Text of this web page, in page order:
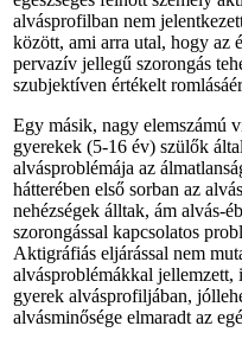
alvásprofilban nem
között, ami arra utal, hogy az
pervazív jellegű szorongás
szubjektíven értékelt
Egy másik, nagy elemszámú
gyerekek (5-16 év) szülők
alvásproblémája az
hátterében első­ sorban az
nehézségek álltak, ám alvás-
szorongással kapcsolatos
Aktigráfiás eljárással nem
alvásproblémákkal
gyerek alvásprofiljában,
alvásminősége elmaradt az